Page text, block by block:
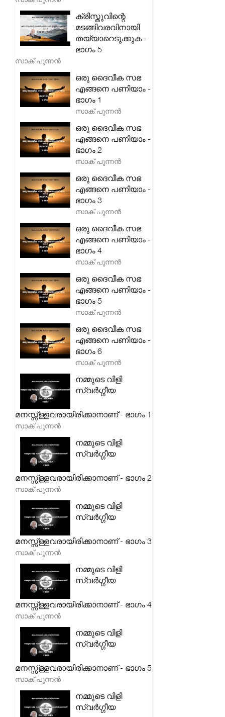
ക്രിസ്തുവിന്റെ
മടങ്ങിവരവിനായി
തയ്യാറെടുക്കുക -
ഭാഗം 5
സാക് പുന്നൻ
ഒരു ദൈവീക സഭ
എങ്ങനെ പണിയാം -
ഭാഗം 1
സാക് പുന്നൻ
ഒരു ദൈവീക സഭ
എങ്ങനെ പണിയാം -
ഭാഗം 2
സാക് പുന്നൻ
ഒരു ദൈവീക സഭ
എങ്ങനെ പണിയാം -
ഭാഗം 3
സാക് പുന്നൻ
ഒരു ദൈവീക സഭ
എങ്ങനെ പണിയാം -
ഭാഗം 4
സാക് പുന്നൻ
ഒരു ദൈവീക സഭ
എങ്ങനെ പണിയാം -
ഭാഗം 5
സാക് പുന്നൻ
ഒരു ദൈവീക സഭ
എങ്ങനെ പണിയാം -
ഭാഗം 6
സാക് പുന്നൻ
നമ്മുടെ വിളി
സ്വർഗ്ഗീയ
മനസ്സ്ള്ളവരായിരിക്കാനാണ് - ഭാഗം 1
സാക് പുന്നൻ
നമ്മുടെ വിളി
സ്വർഗ്ഗീയ
മനസ്സ്ള്ളവരായിരിക്കാനാണ് - ഭാഗം 2
സാക് പുന്നൻ
നമ്മുടെ വിളി
സ്വർഗ്ഗീയ
മനസ്സ്ള്ളവരായിരിക്കാനാണ് - ഭാഗം 3
സാക് പുന്നൻ
നമ്മുടെ വിളി
സ്വർഗ്ഗീയ
മനസ്സ്ള്ളവരായിരിക്കാനാണ് - ഭാഗം 4
സാക് പുന്നൻ
നമ്മുടെ വിളി
സ്വർഗ്ഗീയ
മനസ്സ്ള്ളവരായിരിക്കാനാണ് - ഭാഗം 5
സാക് പുന്നൻ
നമ്മുടെ വിളി
സ്വർഗ്ഗീയ